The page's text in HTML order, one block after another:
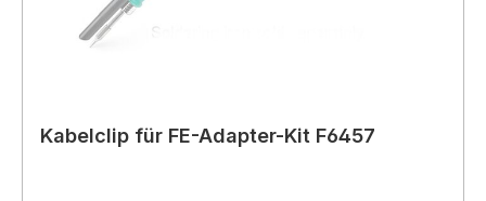
Kabelclip für FE-Adapter-Kit F6457